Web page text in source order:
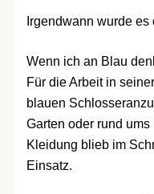
Irgendwann wurde
Wenn ich an Blau
Für die Arbeit in
blauen
Garten oder rund
Kleidung blieb im
Einsatz.